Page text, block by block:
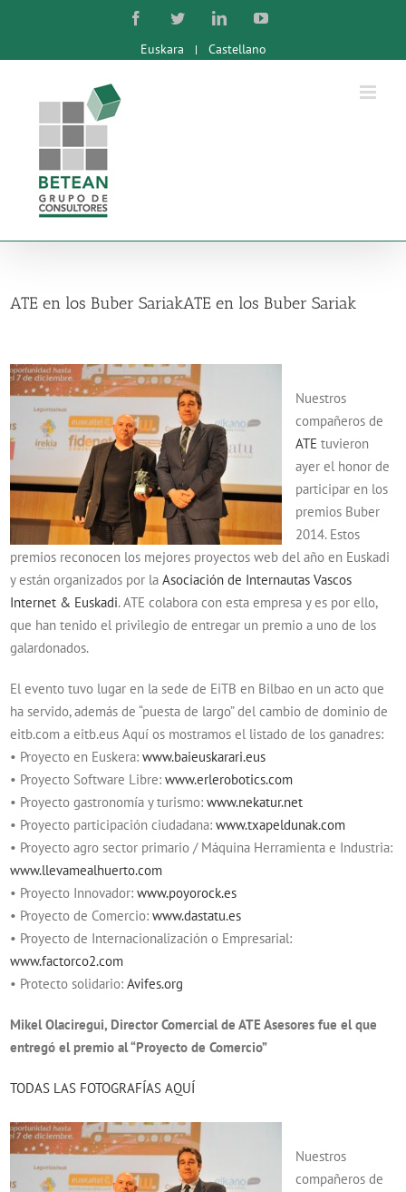
content
FacebookTwitterLinkedInYouTube
Euskara Castellano
ATE en los Buber SariakATE en los Buber Sariak
Nuestros
compañeros de
ATE tuvieron
ayer el honor de
participar en los
premios Buber
2014. Estos
premios reconocen los mejores proyectos web del año en Euskadi
y están organizados por laAsociación de Internautas Vascos
Internet & Euskadi. ATE colabora con esta empresa y es por ello,
que han tenido el privilegio de entregar un premio a uno de los
galardonados.
El evento tuvo lugar en la sede de EiTB en Bilbao en un acto que
ha servido, además de “puesta de largo” del cambio de dominio de
eitb.com a eitb.eus Aquí os mostramos el listado de los ganadres:
• Proyecto en Euskera:www.baieuskarari.eus
• Proyecto Software Libre:www.erlerobotics.com
• Proyecto gastronomía y turismo:www.nekatur.net
• Proyecto participación ciudadana:www.txapeldunak.com
• Proyecto agro sector primario / Máquina Herramienta e Industria:
www.llevamealhuerto.com
• Proyecto Innovador:www.poyorock.es
• Proyecto de Comercio:www.dastatu.es
• Proyecto de Internacionalización o Empresarial:
www.factorco2.com
• Protecto solidario:Avifes.org
Mikel Olaciregui, Director Comercial de ATE Asesores fue el que
entregó el premio al “Proyecto de Comercio”
TODAS LAS FOTOGRAFÍAS AQUÍ
Nuestros
compañeros de